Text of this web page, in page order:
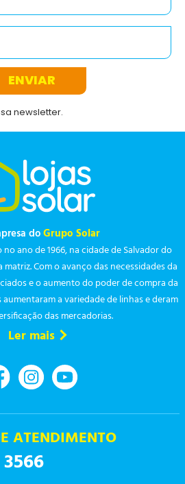
ENVIAR
newsletter.
doGrupo Solar
ano de 1966, na cidade de Salvador do
Com o avanço das necessidades da
e o aumento do poder de compra da
a variedade de linhas e deram
das mercadorias.
Ler mais
ATENDIMENTO